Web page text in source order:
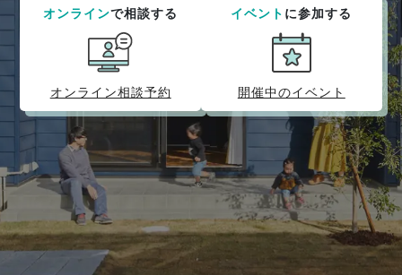
オンラインで相談する
オンライン相談予約
イベント に参加する
開催中のイベント